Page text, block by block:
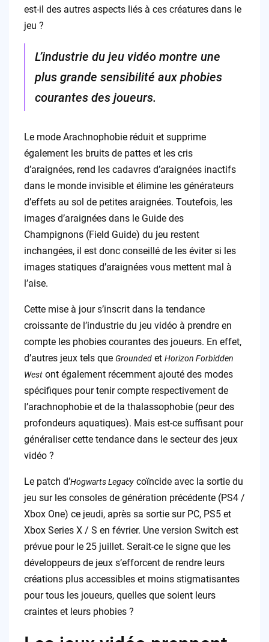
est-il des autres aspects liés à ces créatures dans le
jeu ?
L’industrie du jeu vidéo montre une
plus grande sensibilité aux phobies
courantes des joueurs.
Le mode Arachnophobie réduit et supprime
également les bruits de pattes et les cris
d’araignées, rend les cadavres d’araignées inactifs
dans le monde invisible et élimine les générateurs
d’effets au sol de petites araignées. Toutefois, les
images d’araignées dans le Guide des
Champignons (Field Guide) du jeu restent
inchangées, il est donc conseillé de les éviter si les
images statiques d’araignées vous mettent mal à
l’aise.
Cette mise à jour s’inscrit dans la tendance
croissante de l’industrie du jeu vidéo à prendre en
compte les phobies courantes des joueurs. En effet,
d’autres jeux tels que Groundedet Horizon Forbidden
Westont également récemment ajouté des modes
spécifiques pour tenir compte respectivement de
l’arachnophobie et de la thalassophobie (peur des
profondeurs aquatiques). Mais est-ce suffisant pour
généraliser cette tendance dans le secteur des jeux
vidéo ?
Le patch d’Hogwarts Legacycoïncide avec la sortie du
jeu sur les consoles de génération précédente (PS4 /
Xbox One) ce jeudi, après sa sortie sur PC, PS5 et
Xbox Series X / S en février. Une version Switch est
prévue pour le 25 juillet. Serait-ce le signe que les
développeurs de jeux s’efforcent de rendre leurs
créations plus accessibles et moins stigmatisantes
pour tous les joueurs, quelles que soient leurs
craintes et leurs phobies ?